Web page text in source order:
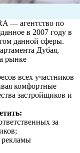
— агентство по
в 2007 году в
данной сферы.
Дубая,
рынке
всех участников
комфортные
застройщиков и
за
рекламы